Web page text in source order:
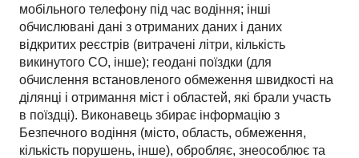
мобільного телефону під час водіння; інші
обчислювані дані з отриманих даних і даних
відкритих реєстрів (витрачені літри, кількість
викинутого CO, інше); геодані поїздки (для
обчислення встановленого обмеження швидкості на
ділянці і отримання міст і областей, які брали участь
в поїздці). Виконавець збирає інформацію з
Безпечного водіння (місто, область, обмеження,
кількість порушень, інше), обробляє, знеособлює та